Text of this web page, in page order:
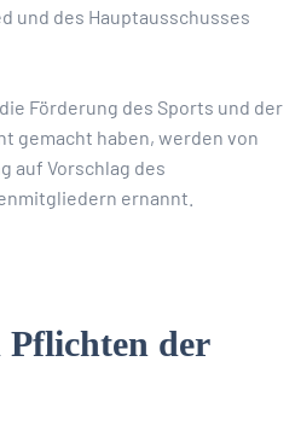
und des Hauptausschusses
Förderung des Sports und der
gemacht haben, werden von
auf Vorschlag des
ernannt.
Pflichten der